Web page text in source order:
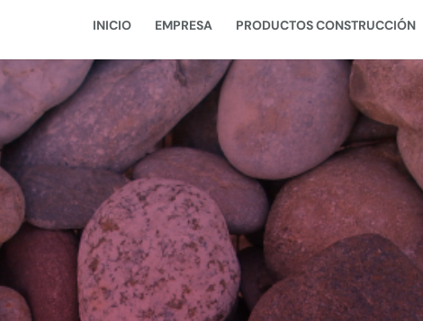
INICIO EMPRESA PRODUCTOS CONSTRUCCIÓN